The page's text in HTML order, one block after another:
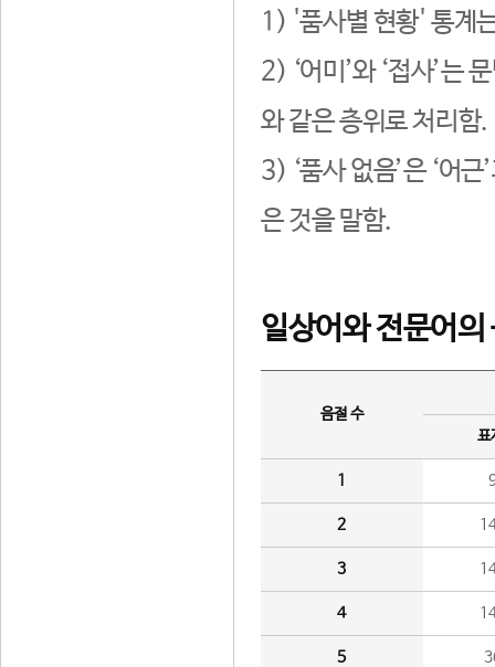
1) '품사별 현황' 통계
2) ‘어미’와 ‘접사’는
와 같은 층위로 처리함.
3) ‘품사 없음’은 ‘어
은 것을 말함.
일상어와 전문어의
음절 수
표
1
2
3
4
5